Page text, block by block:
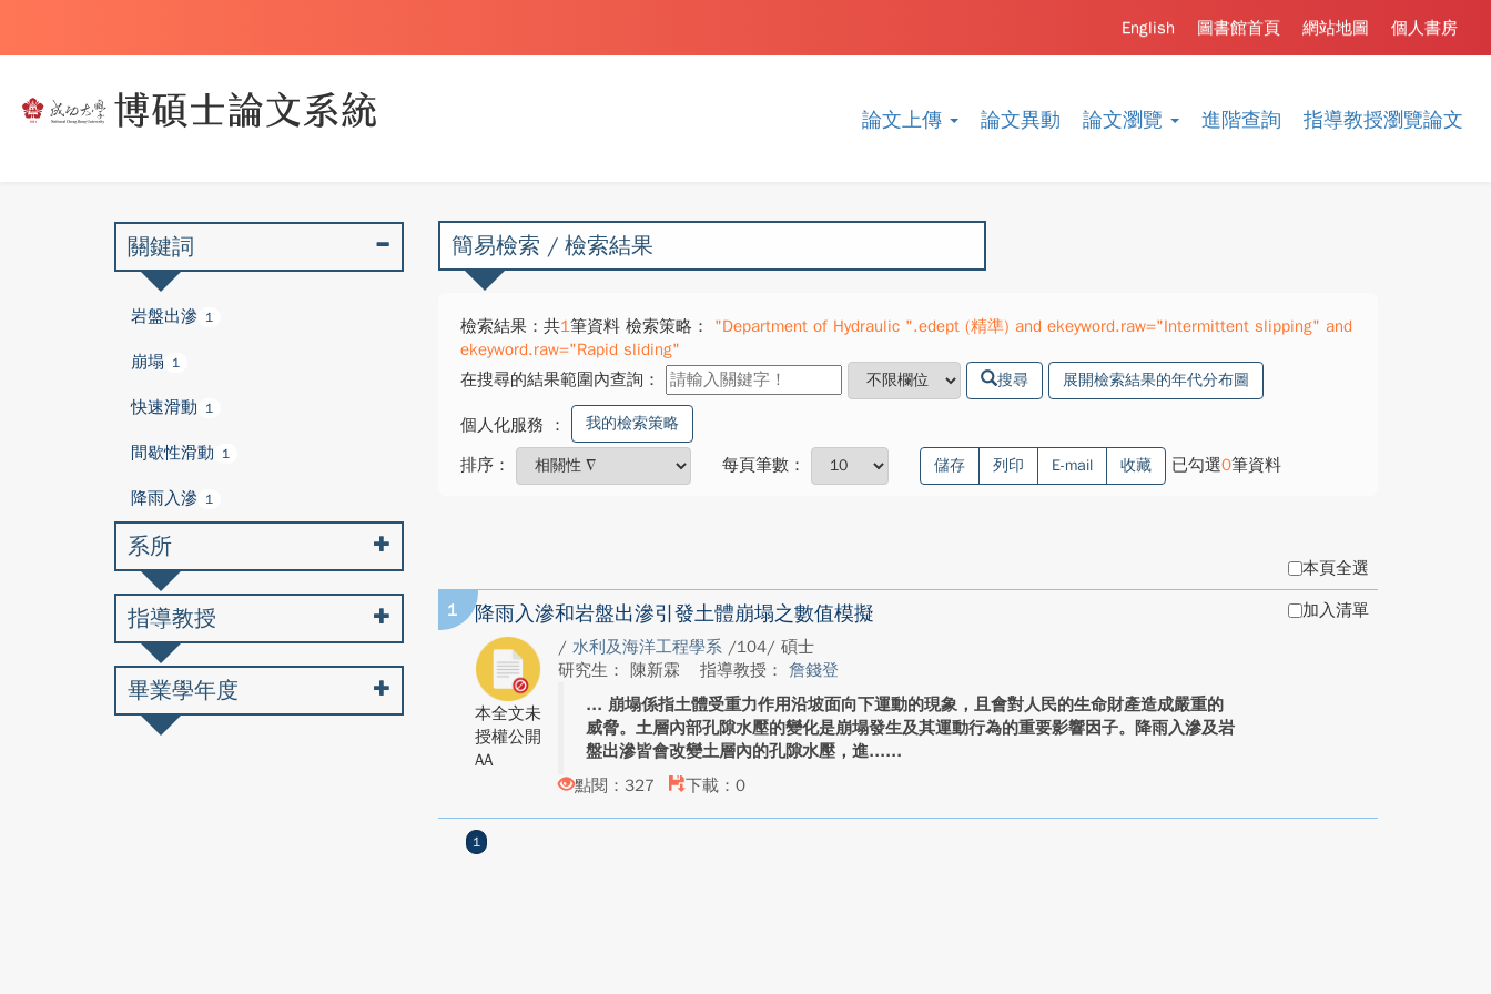
論文上傳 論文異動 論文瀏覽 進階查詢 指導教授瀏覽論文
個人書房
網站地圖
圖書館首頁
English
簡易檢索 / 檢索結果
檢索結果：共1筆資料 檢索策略：
"Department of Hydraulic ".edept (精準) and ekeyword.raw="Intermittent slipping" and
ekeyword.raw="Rapid sliding"
在搜尋的結果範圍內查詢：
搜尋 展開檢索結果的年代分布圖
個人化服務 ： 我的檢索策略
排序： 每頁筆數： 儲存 列印 E-mail 收藏 已勾選0筆資料
本頁全選
1 降雨入滲和岩盤出滲引發土體崩塌之數值模擬
本全文未
授權公開
AA
/ 水利及海洋工程學系 /104/ 碩士
研究生： 陳新霖
指導教授： 詹錢登
崩塌係指土體受重力作用沿坡面向下運動的現象，且會對人民的生命財產造成嚴重的
威脅。土層內部孔隙水壓的變化是崩塌發生及其運動行為的重要影響因子。降雨入滲及岩
盤出滲皆會改變土層內的孔隙水壓，進...
點閱：327
下載：0
加入清單
1
關鍵詞
岩盤出滲 1
崩塌 1
快速滑動 1
間歇性滑動 1
降雨入滲 1
系所
指導教授
畢業學年度